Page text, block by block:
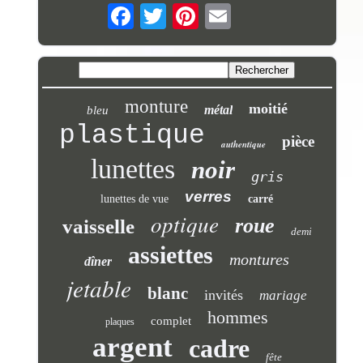
bleu monture métal moitié
plastique authentique pièce
lunettes noir gris
lunettes de vue verres carré
vaisselle optique roue demi
dîner assiettes montures
jetable blanc invités mariage
plaques complet hommes
argent cadre fête